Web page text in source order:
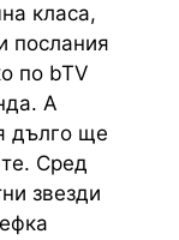
класа,
послания
по bTV
А
дълго ще
Сред
звезди